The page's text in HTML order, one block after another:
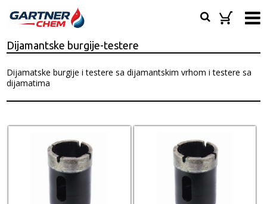
Dijamantske burgije-testere
Dijamatske burgije i testere sa dijamantskim vrhom i testere sa
dijamatima